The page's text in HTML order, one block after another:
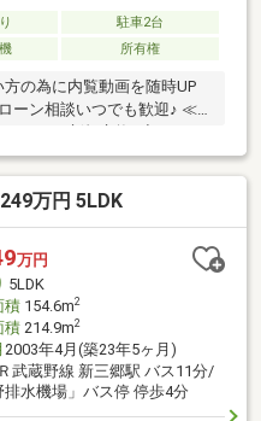
駐車2台
所有権
の為に内覧動画を随時UP
ーン相談いつでも歓迎♪ ≪リ
ロス新規貼替♪ ◆外壁塗
スクリーニング他♪ 住宅ロ
金利0.78％（金利優遇有）
ータルサイトや他社サイト
軽にご相談下さい♪
万円 5LDK
万円
5LDK
積154.6m2
積214.9m2
2003年4月(築23年5ヶ月)
Ｒ武蔵野線 新三郷駅 バス11分/
排水機場」バス停 停歩4分